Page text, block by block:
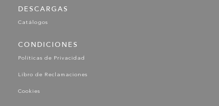
DESCARGAS
Catálogos
CONDICIONES
Políticas de Privacidad
Libro de Reclamaciones
Cookies